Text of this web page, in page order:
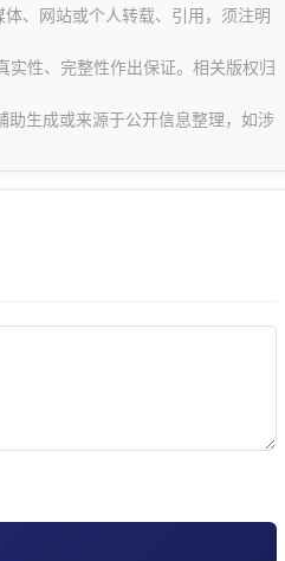
、网站或个人转载、引用，须注明
性、完整性作出保证。相关版权归
助生成或来源于公开信息整理，如涉